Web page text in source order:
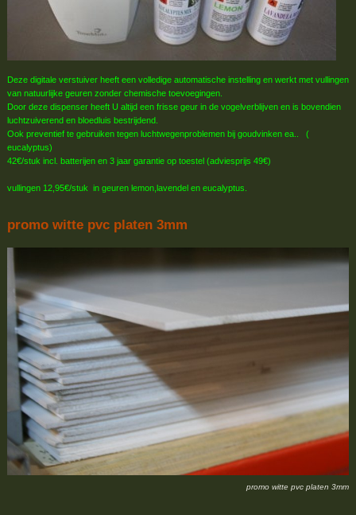
Deze digitale verstuiver heeft een volledige automatische instelling en werkt met vullingen
van natuurlijke geuren zonder chemische toevoegingen.
Door deze dispenser heeft U altijd een frisse geur in de vogelverblijven en is bovendien
luchtzuiverend en bloedluis bestrijdend.
Ook preventief te gebruiken tegen luchtwegenproblemen bij goudvinken ea.. (
eucalyptus)
42€/stuk incl. batterijen en 3 jaar garantie op toestel (adviesprijs 49€)
vullingen 12,95€/stuk in geuren lemon,lavendel en eucalyptus.
promo witte pvc platen 3mm
promo witte pvc platen 3mm